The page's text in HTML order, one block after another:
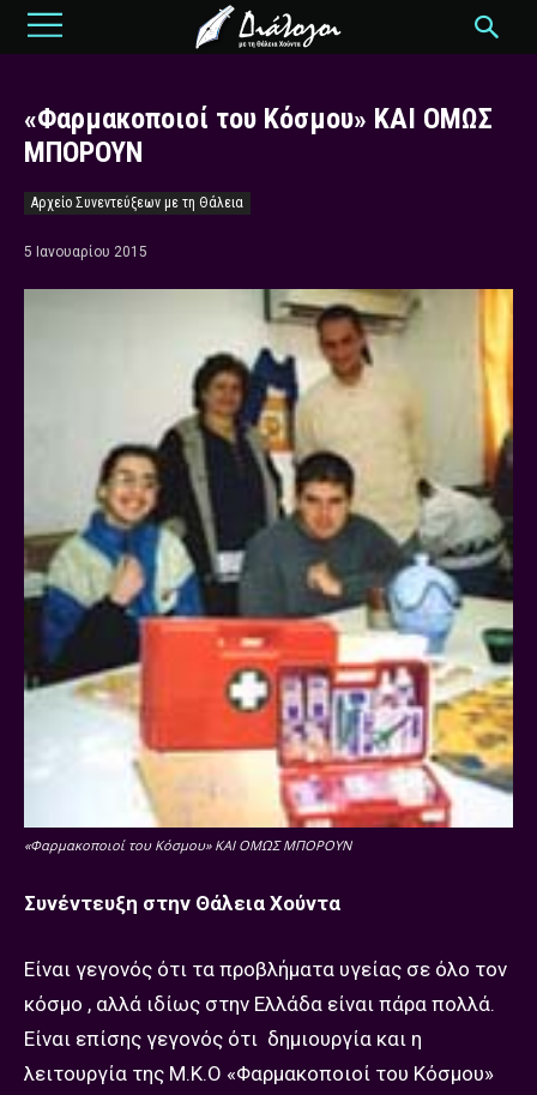
«Φαρμακοποιοί του Κόσμου» ΚΑΙ ΟΜΩΣ
ΜΠΟΡΟΥΝ
Αρχείο Συνεντεύξεων με τη Θάλεια
5 Ιανουαρίου 2015
«Φαρμακοποιοί του Κόσμου» ΚΑΙ ΟΜΩΣ ΜΠΟΡΟΥΝ
Συνέντευξη στην Θάλεια Χούντα
Είναι γεγονός ότι τα προβλήματα υγείας σε όλο τον
κόσμο , αλλά ιδίως στην Ελλάδα είναι πάρα πολλά.
Είναι επίσης γεγονός ότι δημιουργία και η
λειτουργία της Μ.Κ.Ο «Φαρμακοποιοί του Κόσμου»